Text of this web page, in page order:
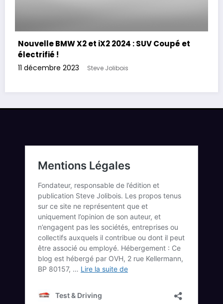
Nouvelle BMW X2 et iX2 2024 : SUV Coupé et
électrifié !
11 décembre 2023 Steve Jolibois